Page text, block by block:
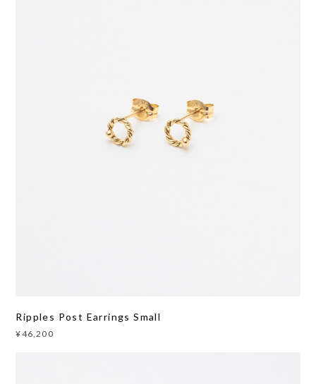
Ripples Post Earrings Small
¥46,200